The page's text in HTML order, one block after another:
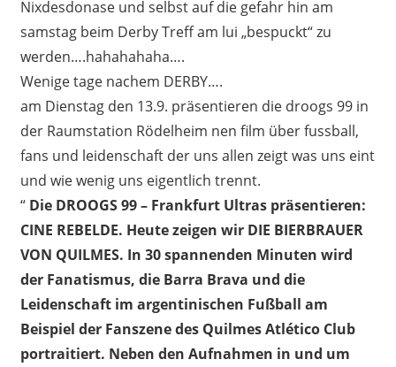
Nixdesdonase und selbst auf die gefahr hin am
samstag beim Derby Treff am lui „bespuckt“ zu
werden….hahahahaha….
Wenige tage nachem DERBY….
am Dienstag den 13.9. präsentieren die droogs 99 in
der Raumstation Rödelheim nen film über fussball,
fans und leidenschaft der uns allen zeigt was uns eint
und wie wenig uns eigentlich trennt.
“ Die DROOGS 99 – Frankfurt Ultras präsentieren:
CINE REBELDE. Heute zeigen wir DIE BIERBRAUER
VON QUILMES. In 30 spannenden Minuten wird
der Fanatismus, die Barra Brava und die
Leidenschaft im argentinischen Fußball am
Beispiel der Fanszene des Quilmes Atlético Club
portraitiert. Neben den Aufnahmen in und um